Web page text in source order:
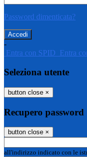
Password dimenticata?
-
Entra con SPID Entra
Seleziona utente
button close ×
Recupero password
button close ×
all'indirizzo indicato con le